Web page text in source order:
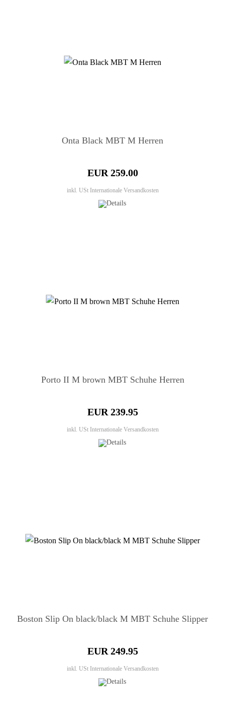
Onta Black MBT M Herren
EUR 259.00
inkl. USt Internationale Versandkosten
Porto II M brown MBT Schuhe Herren
EUR 239.95
inkl. USt Internationale Versandkosten
Boston Slip On black/black M MBT Schuhe Slipper
EUR 249.95
inkl. USt Internationale Versandkosten